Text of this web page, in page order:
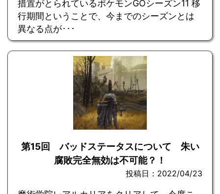
措置がとられているポケモンGOシーズン11 移
行期間ということで、今までのシーズンとは
異なる点が･･･
第15回 バッドステータスについて 朱い
腐敗完全無効は不可能？！
投稿日：2022/04/23